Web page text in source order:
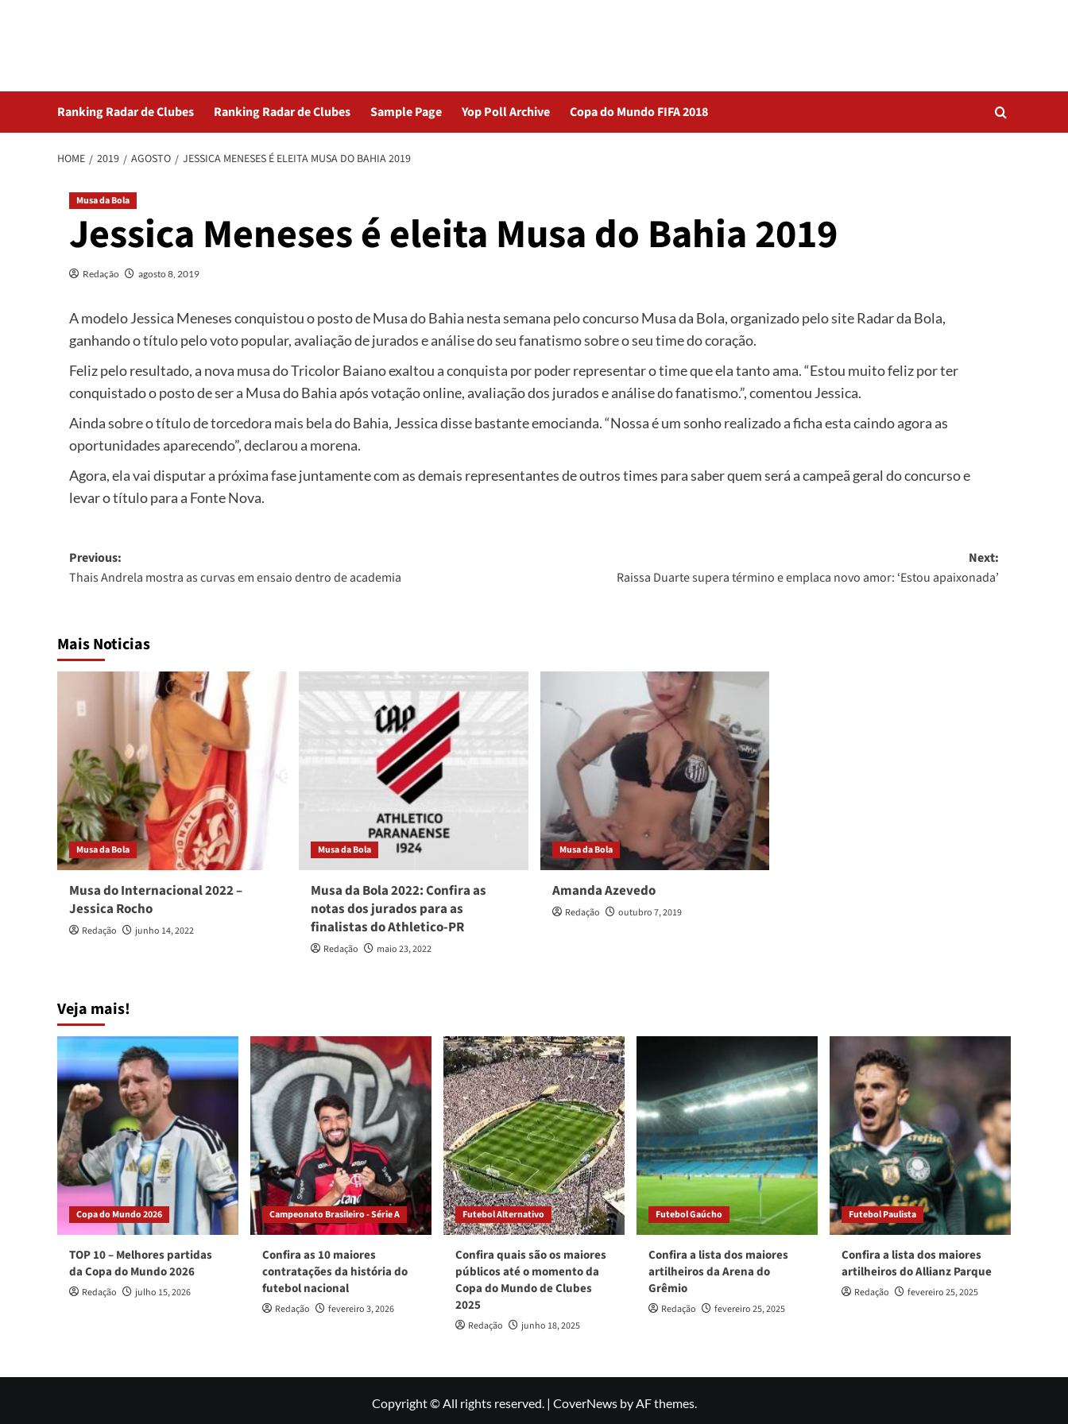
Ranking Radar de Clubes Ranking Radar de Clubes Sample Page Yop Poll Archive Copa do Mundo FIFA 2018
HOME 2019 AGOSTO JESSICA MENESES É ELEITA MUSA DO BAHIA 2019
Musa da Bola
Jessica Meneses é eleita Musa do Bahia 2019
Redação agosto 8, 2019
A modelo Jessica Meneses conquistou o posto de Musa do Bahia nesta semana pelo concurso Musa da Bola, organizado pelo site Radar da Bola,
ganhando o título pelo voto popular, avaliação de jurados e análise do seu fanatismo sobre o seu time do coração.
Feliz pelo resultado, a nova musa do Tricolor Baiano exaltou a conquista por poder representar o time que ela tanto ama. “Estou muito feliz por ter
conquistado o posto de ser a Musa do Bahia após votação online, avaliação dos jurados e análise do fanatismo.”, comentou Jessica.
Ainda sobre o título de torcedora mais bela do Bahia, Jessica disse bastante emocianda. “Nossa é um sonho realizado a ficha esta caindo agora as
oportunidades aparecendo”, declarou a morena.
Agora, ela vai disputar a próxima fase juntamente com as demais representantes de outros times para saber quem será a campeã geral do concurso e
levar o título para a Fonte Nova.
Post
navigation
Previous:
Thais Andrela mostra as curvas em ensaio dentro de academia
Next:
Raissa Duarte supera término e emplaca novo amor: ‘Estou apaixonada’
Mais Noticias
Musa da Bola
Musa do Internacional 2022 –
Jessica Rocho
Redação junho 14, 2022
Musa da Bola
Musa da Bola 2022: Confira as
notas dos jurados para as
finalistas do Athletico-PR
Redação maio 23, 2022
Musa da Bola
Amanda Azevedo
Redação outubro 7, 2019
Veja mais!
Copa do Mundo 2026
TOP 10 – Melhores partidas
da Copa do Mundo 2026
Redação julho 15, 2026
Campeonato Brasileiro - Série A
Confira as 10 maiores
contratações da história do
futebol nacional
Redação fevereiro 3, 2026
Futebol Alternativo
Confira quais são os maiores
públicos até o momento da
Copa do Mundo de Clubes
2025
Redação junho 18, 2025
Futebol Gaúcho
Confira a lista dos maiores
artilheiros da Arena do
Grêmio
Redação fevereiro 25, 2025
Futebol Paulista
Confira a lista dos maiores
artilheiros do Allianz Parque
Redação fevereiro 25, 2025
Copyright © All rights reserved. | CoverNewsby AF themes.